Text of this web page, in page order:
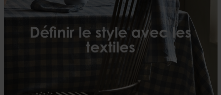
Définir le style avec les
textiles